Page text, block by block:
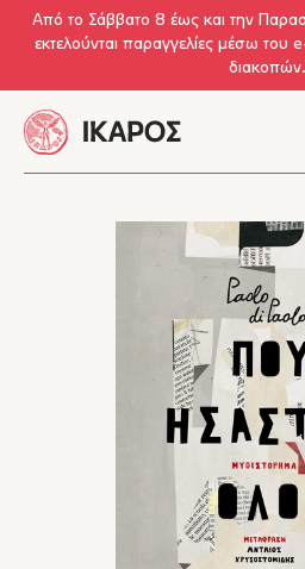
Skip to main content
Από το Σάββατο 8 έως και την
εκτελούνται παραγγελίες μέσω του
διακοπών.